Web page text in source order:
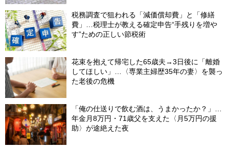
税務調査で狙われる「減価償却費」と「修繕
費」…税理士が教える確定申告“手残りを増や
す”ための正しい節税術
花束を抱えて帰宅した65歳夫→3日後に「離婚
してほしい」…〈専業主婦歴35年の妻〉を襲っ
た老後の危機
「俺の仕送りで飲む酒は、うまかったか？」…
年金月8万円・71歳父を支えた〈月5万円の援
助〉が途絶えた夜